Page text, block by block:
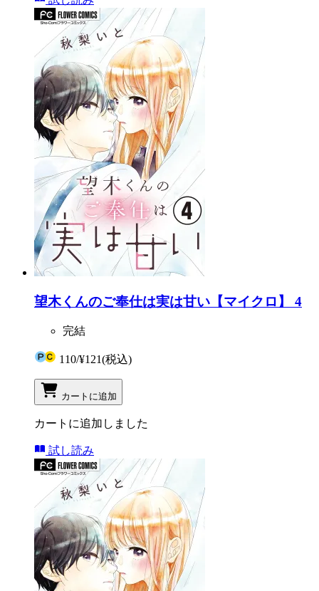
望木くんのご奉仕は実は甘い【マイクロ】 4
完結
110/¥121(税込)
カートに追加
カートに追加しました
試し読み